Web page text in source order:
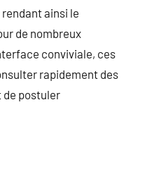
ainsi le
de nombreux
conviviale, ces
rapidement des
de postuler